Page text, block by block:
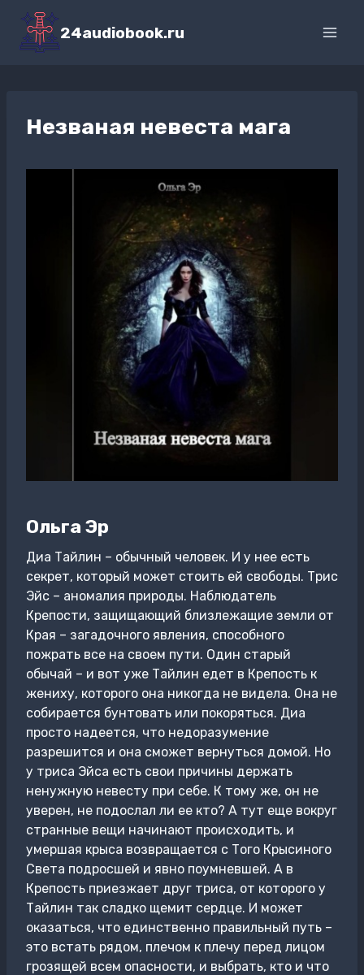
Перейти
содержимому
24audiobook.ru
Незваная невеста мага
Ольга Эр
Диа Тайлин – обычный человек. И у нее есть
секрет, который может стоить ей свободы. Трис
Эйс – аномалия природы. Наблюдатель
Крепости, защищающий близлежащие земли от
Края – загадочного явления, способного
пожрать все на своем пути. Один старый
обычай – и вот уже Тайлин едет в Крепость к
жениху, которого она никогда не видела. Она не
собирается бунтовать или покоряться. Диа
просто надеется, что недоразумение
разрешится и она сможет вернуться домой. Но
у триса Эйса есть свои причины держать
ненужную невесту при себе. К тому же, он не
уверен, не подослал ли ее кто? А тут еще вокруг
странные вещи начинают происходить, и
умершая крыса возвращается с Того Крысиного
Света подросшей и явно поумневшей. А в
Крепость приезжает друг триса, от которого у
Тайлин так сладко щемит сердце. И может
оказаться, что единственно правильный путь –
это встать рядом, плечом к плечу перед лицом
грозящей всем опасности, и выбрать, кто и что